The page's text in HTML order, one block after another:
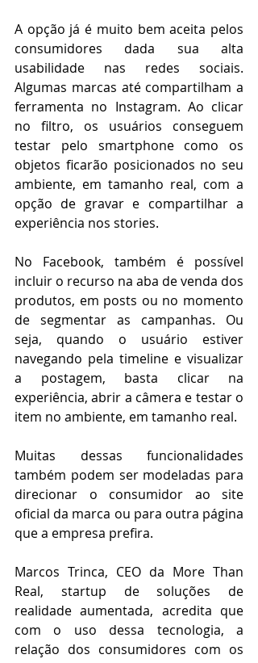
A opção já é muito bem aceita pelos
consumidores dada sua alta
usabilidade nas redes sociais.
Algumas marcas até compartilham a
ferramenta no Instagram. Ao clicar
no filtro, os usuários conseguem
testar pelo smartphone como os
objetos ficarão posicionados no seu
ambiente, em tamanho real, com a
opção de gravar e compartilhar a
experiência nos stories.
No Facebook, também é possível
incluir o recurso na aba de venda dos
produtos, em posts ou no momento
de segmentar as campanhas. Ou
seja, quando o usuário estiver
navegando pela timeline e visualizar
a postagem, basta clicar na
experiência, abrir a câmera e testar o
item no ambiente, em tamanho real.
Muitas dessas funcionalidades
também podem ser modeladas para
direcionar o consumidor ao site
oficial da marca ou para outra página
que a empresa prefira.
Marcos Trinca, CEO da More Than
Real, startup de soluções de
realidade aumentada, acredita que
com o uso dessa tecnologia, a
relação dos consumidores com os